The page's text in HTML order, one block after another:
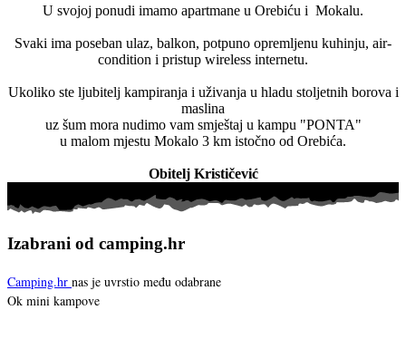
U svojoj ponudi imamo apartmane u Orebiću i Mokalu.
Svaki ima poseban ulaz, balkon, potpuno opremljenu kuhinju, air-
condition i pristup wireless internetu.
Ukoliko ste ljubitelj kampiranja i uživanja u hladu stoljetnih borova i
maslina
uz šum mora nudimo vam smještaj u kampu "PONTA"
u malom mjestu Mokalo 3 km istočno od Orebića.
Obitelj Krističević
Izabrani od camping.hr
Camping.hr nas je uvrstio među odabrane
Ok mini kampove